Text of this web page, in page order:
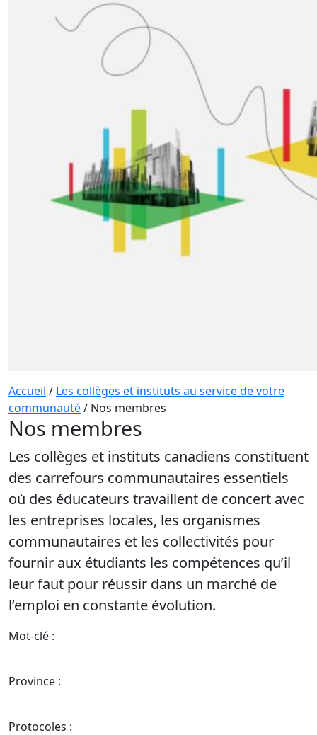
Accueil / Les collèges et instituts au service de votre
communauté/ Nos membres
Nos membres
Les collèges et instituts canadiens constituent
des carrefours communautaires essentiels
où des éducateurs travaillent de concert avec
les entreprises locales, les organismes
communautaires et les collectivités pour
fournir aux étudiants les compétences qu’il
leur faut pour réussir dans un marché de
l’emploi en constante évolution.
Mot-clé :
Province :
Protocoles :